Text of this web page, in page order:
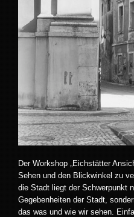
Der Workshop „Eichstätter
Sehen und den Blickwinkel zu
die Stadt liegt der Schwerpunkt
Gegebenheiten der Stadt,
das was und wie wir sehen.